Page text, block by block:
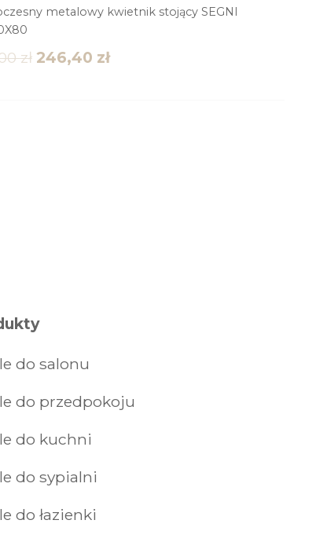
metalowy kwietnik stojący SEGNI
zł 246,40 zł
do salonu
do przedpokoju
do kuchni
do sypialni
do łazienki